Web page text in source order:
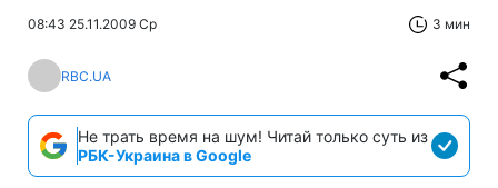
08:43 25.11.2009 Ср 3 мин
RBC.UA
Не трать время на шум! Читай только суть из
РБК-Украина в Google